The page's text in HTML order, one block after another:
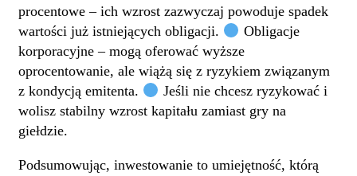
procentowe – ich wzrost zazwyczaj powoduje spadek
wartości już istniejących obligacji.
Obligacje
korporacyjne – mogą oferować wyższe
oprocentowanie, ale wiążą się z ryzykiem związanym
z kondycją emitenta.
Jeśli nie chcesz ryzykować i
wolisz stabilny wzrost kapitału zamiast gry na
giełdzie.
Podsumowując, inwestowanie to umiejętność, którą